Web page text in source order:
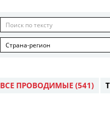
Страна-регион
ВСЕ ПРОВОДИМЫЕ (541)